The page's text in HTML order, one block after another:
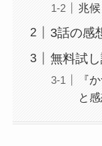
兆候
3話の感
無料試
『
と